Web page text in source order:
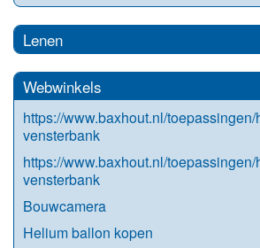
Lenen
Webwinkels
https://www.baxhout.nl/
vensterbank
https://www.baxhout.nl/
vensterbank
Bouwcamera
Helium ballon kopen